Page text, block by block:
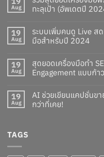
Aug
ทะลุเป้า (อัพเดตปี
19
Aug
ระบบเพิ่มคนดู Live ส
มือสำหรับปี 2024
19
Aug
สุดยอดเครื่องมือทำ
Engagement แบบก้า
19
Aug
AI ช่วยเขียนแคปชั่นข
กว่าที่เคย!
TAGS